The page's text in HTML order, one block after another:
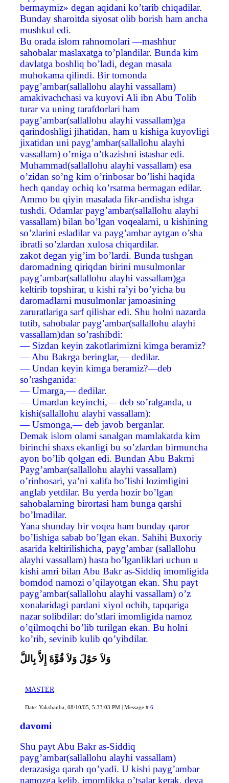
bermaymiz» degan aqidani ko’tarib chiqadilar.
Bunday sharoitda siyosat olib borish ham ancha
mushkul edi.
Bu orada islom rahnomolari —mashhur
sahobalar maslaxatga to’plandilar. Bunda kim
davlatga boshliq bo’ladi, degan masala
muhokama qilindi. Bir tomonda
payg’ambar(sallallohu alayhi vassallam)
amakivachchasi va kuyovi Ali ibn Abu Тolib
turar va uning tarafdorlari ham
payg’ambar(sallallohu alayhi vassallam)ga
qarindoshligi jihatidan, ham u kishiga kuyovligi
jixatidan uni payg’ambar(sallallohu alayhi
vassallam) o’rniga o’tkazishni istashar edi.
Muhammad(sallallohu alayhi vassallam) esa
o’zidan so’ng kim o’rinbosar bo’lishi haqida
hech qanday ochiq ko’rsatma bermagan edilar.
Ammo bu qiyin masalada fikr-andisha ishga
tushdi. Odamlar payg’ambar(sallallohu alayhi
vassallam) bilan bo’lgan voqealarni, u kishining
so’zlarini esladilar va payg’ambar aytgan o’sha
ibratli so’zlardan xulosa chiqardilar.
zakot degan yig’im bo’lardi. Bunda tushgan
daromadning qiriqdan birini musulmonlar
payg’ambar(sallallohu alayhi vassallam)ga
keltirib topshirar, u kishi ra’yi bo’yicha bu
daromadlarni musulmonlar jamoasining
zaruratlariga sarf qilishar edi. Shu holni nazarda
tutib, sahobalar payg’ambar(sallallohu alayhi
vassallam)dan so’rashibdi:
— Sizdan keyin zakotlarimizni kimga beramiz?
— Abu Bakrga beringlar,— dedilar.
— Undan keyin kimga beramiz?—deb
so’rashganida:
— Umarga,— dedilar.
— Umardan keyinchi,— deb so’ralganda, u
kishi(sallallohu alayhi vassallam):
— Usmonga,— deb javob berganlar.
Demak islom olami sanalgan mamlakatda kim
birinchi shaxs ekanligi bu so’zlardan birmuncha
ayon bo’lib qolgan edi. Bundan Abu Bakrni
Payg’ambar(sallallohu alayhi vassallam)
o’rinbosari, ya’ni xalifa bo’lishi lozimligini
anglab yetdilar. Bu yerda hozir bo’lgan
sahobalarning birortasi ham bunga qarshi
bo’lmadilar.
Yana shunday bir voqea ham bunday qaror
bo’lishiga sabab bo’lgan ekan. Sahihi Buxoriy
asarida keltirilishicha, payg’ambar (sallallohu
alayhi vassallam) hasta bo’lganliklari uchun u
kishi amri bilan Abu Bakr as-Siddiq imomligida
bomdod namozi o’qilayotgan ekan. Shu payt
payg’ambar(sallallohu alayhi vassallam) o’z
xonalaridagi pardani xiyol ochib, tapqariga
nazar solibdilar: do’stlari imomligida namoz
o’qilmoqchi bo’lib turilgan ekan. Bu holni
ko’rib, sevinib kulib qo’yibdilar.
وَلاَ حَوْلَ وَلاَ قُوَّةَ إِلاَّ بِاللَّ
MASTER
Date: Yakshanba, 08/10/05, 5:33:03 PM | Message # 6
davomi
Shu payt Abu Bakr as-Siddiq
payg’ambar(sallallohu alayhi vassallam)
derazasiga qarab qo’yadi. U kishi payg’ambar
namozga kelib, imomlikka o’tsalar kerak, deya